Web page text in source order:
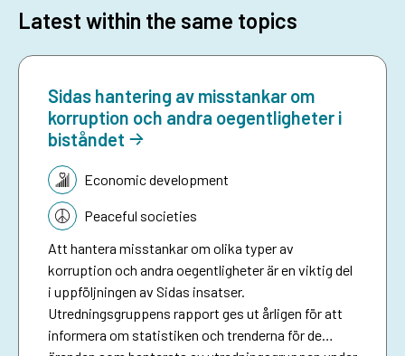
Latest within the same topics
Sidas hantering av misstankar om
korruption och andra oegentligheter i
biståndet
Topic:Economic development
Peaceful societies
Att hantera misstankar om olika typer av
korruption och andra oegentligheter är en viktig del
i uppföljningen av Sidas insatser.
Utredningsgruppens rapport ges ut årligen för att
informera om statistiken och trenderna för de